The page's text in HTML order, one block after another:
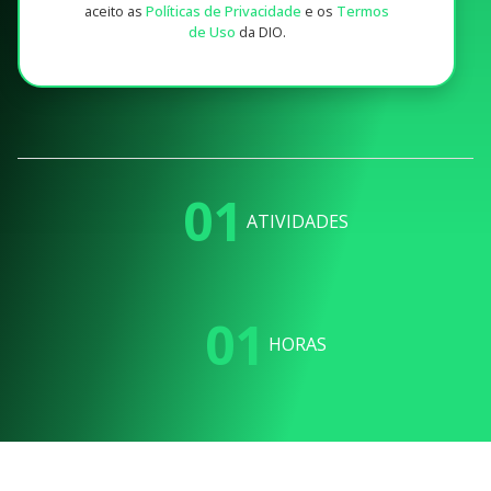
aceito as Políticas de Privacidade e os Termos
de Uso da DIO.
01 ATIVIDADES
01 HORAS